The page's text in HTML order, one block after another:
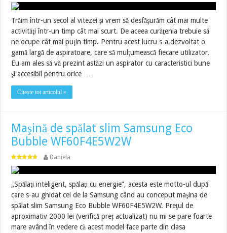
Trăim într-un secol al vitezei şi vrem să desfăşurăm cât mai multe
activităţi într-un timp cât mai scurt. De aceea curăţenia trebuie să
ne ocupe cât mai puţin timp. Pentru acest lucru s-a dezvoltat o
gamă largă de aspiratoare, care să mulţumească fiecare utilizator.
Eu am ales să vă prezint astăzi un aspirator cu caracteristici bune
şi accesibil pentru orice …
Citește tot articolul »
Maşină de spălat slim Samsung Eco
Bubble WF60F4E5W2W
Daniela
„Spălaţi inteligent, spălaţi cu energie”, acesta este motto-ul după
care s-au ghidat cei de la Samsung când au conceput maşina de
spălat slim Samsung Eco Bubble WF60F4E5W2W. Preţul de
aproximativ 2000 lei (verifică preț actualizat) nu mi se pare foarte
mare având în vedere că acest model face parte din clasa